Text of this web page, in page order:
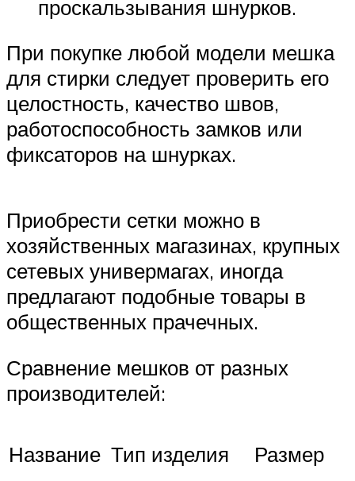
проскальзывания шнурков.
При покупке любой модели мешка
для стирки следует проверить его
целостность, качество швов,
работоспособность замков или
фиксаторов на шнурках.
Приобрести сетки можно в
хозяйственных магазинах, крупных
сетевых универмагах, иногда
предлагают подобные товары в
общественных прачечных.
Сравнение мешков от разных
производителей:
Название Тип изделия Размер